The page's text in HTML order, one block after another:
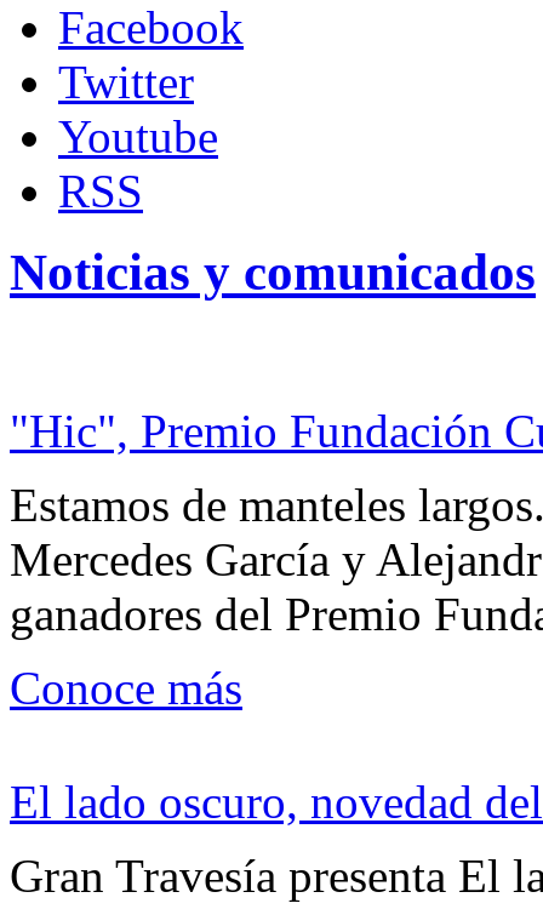
Facebook
Twitter
Youtube
RSS
Noticias y comunicados
"Hic", Premio Fundación
Estamos de manteles
Mercedes García y
ganadores del Premio
Conoce más
El lado oscuro, novedad
Gran Travesía presenta El